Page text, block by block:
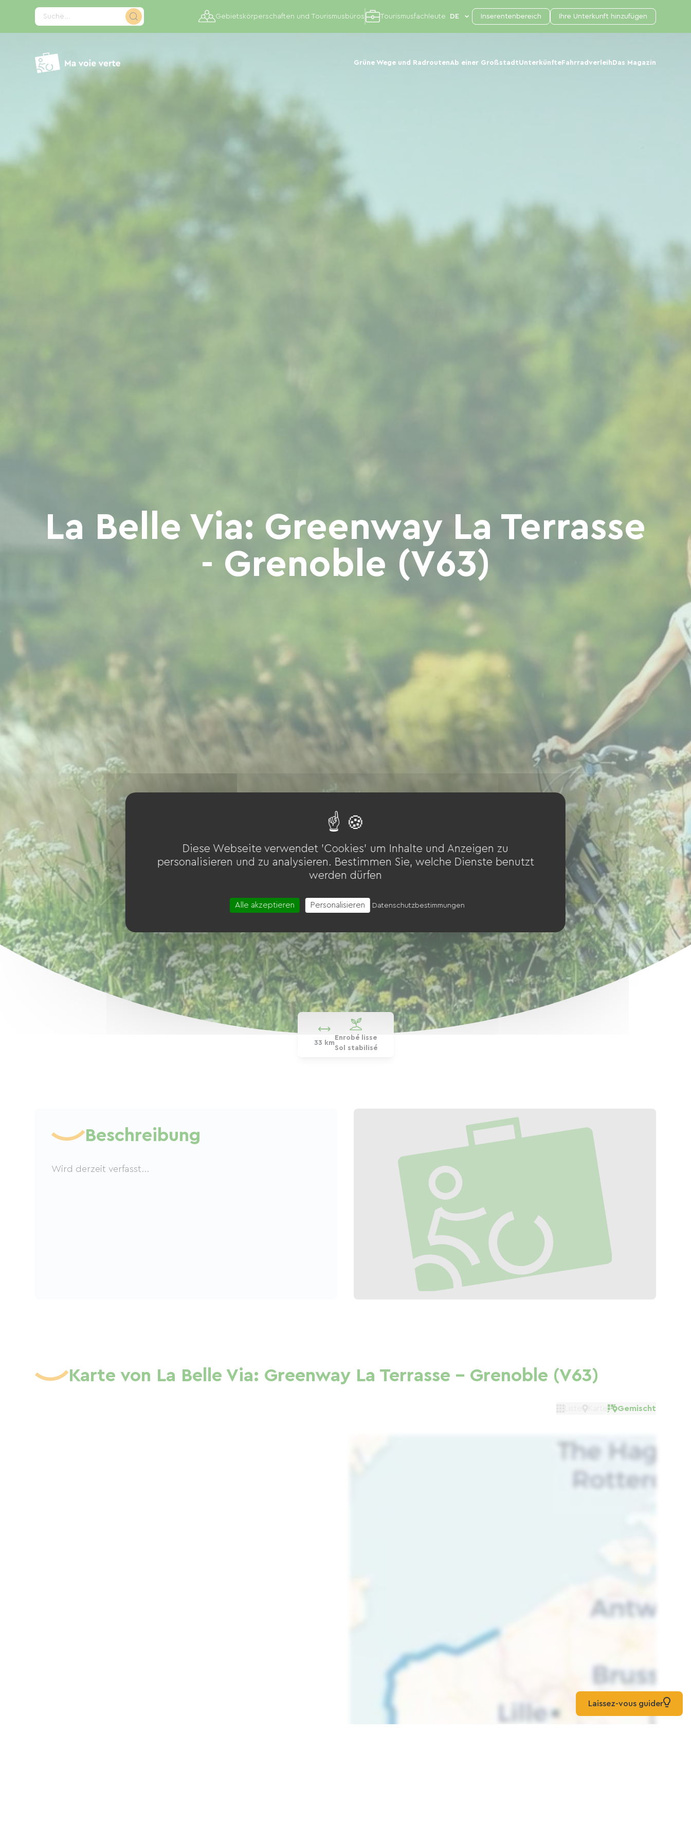
Suche...
Grüne Wege und RadroutenAb einer GroßstadtUnterkünfte Fahrradverleih Das Magazin
Gebietskörperschaften und Tourismusbüros Tourismusfachleute Inserentenbereich Ihre Unterkunft hinzufügen
La Belle Via: Greenway La Terrasse
- Grenoble (V63)
33 km
Enrobé lisse
Sol stabilisé
Beschreibung
Wird derzeit verfasst...
Karte von La Belle Via: Greenway La Terrasse - Grenoble (V63)
Gemischt
Laissez-vous guider
Cookie-Einstellungen
Diese Webseite verwendet 'Cookies' um Inhalte und Anzeigen zu
personalisieren und zu analysieren. Bestimmen Sie, welche Dienste benutzt
werden dürfen
Alle akzeptieren Personalisieren Datenschutzbestimmungen